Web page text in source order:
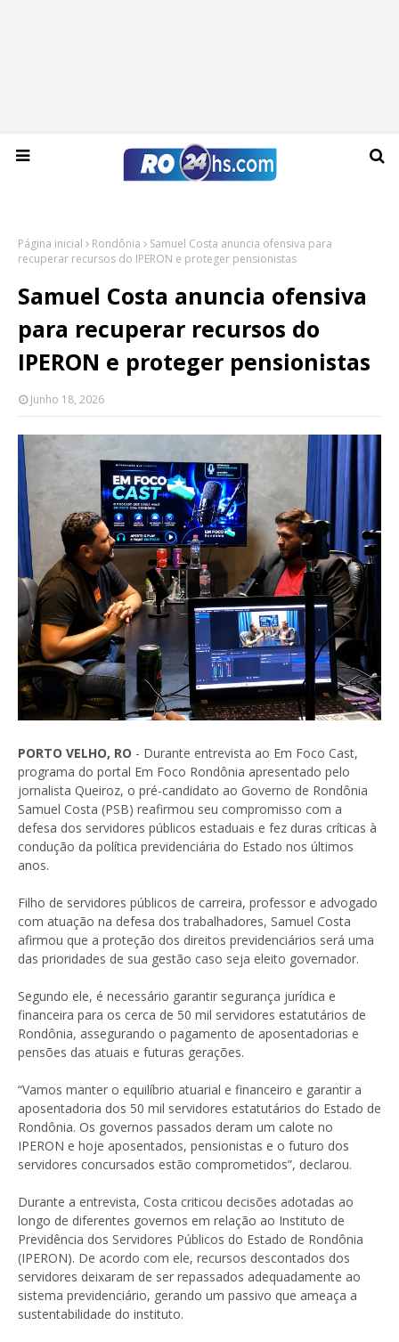
Sábado, 08 de agosto de 2026
Página inicial Rondônia
Samuel Costa anuncia ofensiva para
recuperar recursos do IPERON e proteger pensionistas
Samuel Costa anuncia ofensiva
para recuperar recursos do
IPERON e proteger pensionistas
Junho 18, 2026
PORTO VELHO, RO - Durante entrevista ao Em Foco Cast,
programa do portal Em Foco Rondônia apresentado pelo
jornalista Queiroz, o pré-candidato ao Governo de Rondônia
Samuel Costa (PSB) reafirmou seu compromisso com a
defesa dos servidores públicos estaduais e fez duras críticas à
condução da política previdenciária do Estado nos últimos
anos.
Filho de servidores públicos de carreira, professor e advogado
com atuação na defesa dos trabalhadores, Samuel Costa
afirmou que a proteção dos direitos previdenciários será uma
das prioridades de sua gestão caso seja eleito governador.
Segundo ele, é necessário garantir segurança jurídica e
financeira para os cerca de 50 mil servidores estatutários de
Rondônia, assegurando o pagamento de aposentadorias e
pensões das atuais e futuras gerações.
“Vamos manter o equilíbrio atuarial e financeiro e garantir a
aposentadoria dos 50 mil servidores estatutários do Estado de
Rondônia. Os governos passados deram um calote no
IPERON e hoje aposentados, pensionistas e o futuro dos
servidores concursados estão comprometidos”, declarou.
Durante a entrevista, Costa criticou decisões adotadas ao
longo de diferentes governos em relação ao Instituto de
Previdência dos Servidores Públicos do Estado de Rondônia
(IPERON). De acordo com ele, recursos descontados dos
servidores deixaram de ser repassados adequadamente ao
sistema previdenciário, gerando um passivo que ameaça a
sustentabilidade do instituto.